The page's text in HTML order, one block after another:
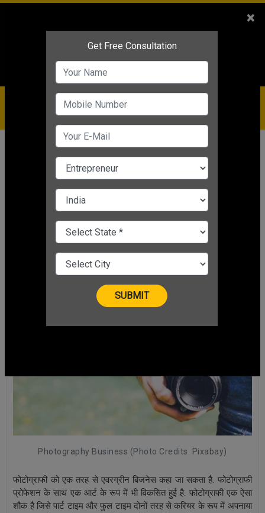
Service
IBC+91-9910344443
care@badabusiness.com
919810544443
व्यावसायिक पाठ्यक्रम
Photography Business: फोटोग्राफी
बिजनेस शुरू कर कमाएं खूब पैसे, इन टिप्स को
करें फॉलो
व्यावसायिक पाठ्यक्रम
Nishant Kapoor | Mar 24, 2025 03:59 PM IST
Photography Business (Photo Credits: Pixabay)
फोटोग्राफी को एक तरह से एवरग्रीन बिजनेस कहा जा सकता है. फोटोग्राफी
प्रोफेशन के साथ एक आर्ट के रूप में भी विकसित हुई है. फोटोग्राफी एक ऐसा
शौक है जिसे पार्ट टाइम और फुल टाइम दोनों तरह से करियर के रूप में अपनाया
×